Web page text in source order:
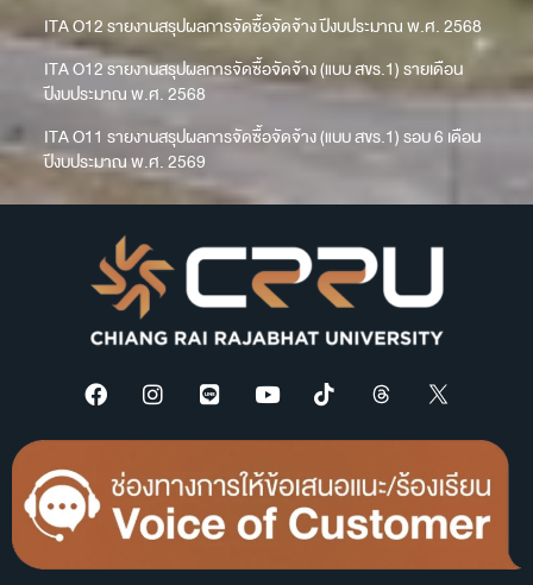
ITA O12 รายงานสรุปผลการจัดซื้อจัดจ้าง ปีงบประมาณ พ.ศ. 2568
ITA O12 รายงานสรุปผลการจัดซื้อจัดจ้าง (แบบ สขร.1) รายเดือน
ปีงบประมาณ พ.ศ. 2568
ITA O11 รายงานสรุปผลการจัดซื้อจัดจ้าง (แบบ สขร.1) รอบ 6 เดือน
ปีงบประมาณ พ.ศ. 2569